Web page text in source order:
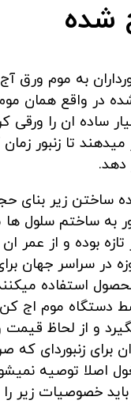
شده
به موم ورق
در واقع همان موم
ساده ان را ورقی
میدهند تا زنبور
دهد.
به ساختم سلول ها
در سراسر جهان
استفاده
دستگاه موم اج کن
و از لحاظ قیمت
برای زنبوردای که
اصلا توصیه
باید خصوصیات زیر